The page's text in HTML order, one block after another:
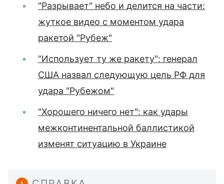
"Разрывает" небо и делится на части:
жуткое видео с моментом удара
ракетой "Рубеж"
"Использует ту же ракету": генерал
США назвал следующую цель РФ для
удара "Рубежом"
"Хорошего ничего нет": как удары
межконтинентальной баллистикой
изменят ситуацию в Украине